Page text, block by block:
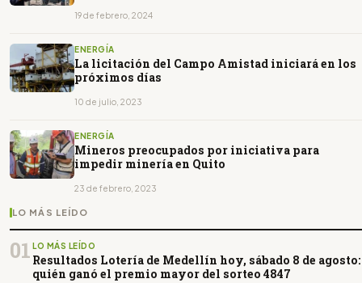
19 de febrero, 2024
ENERGÍA
La licitación del Campo Amistad iniciará en los
próximos días
10 de julio, 2023
ENERGÍA
Mineros preocupados por iniciativa para
impedir minería en Quito
23 de febrero, 2023
LO MÁS LEÍDO
01 LO MÁS LEÍDO
Resultados Lotería de Medellín hoy, sábado 8 de agosto:
quién ganó el premio mayor del sorteo 4847